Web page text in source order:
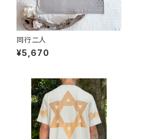
同行二人
¥5,670